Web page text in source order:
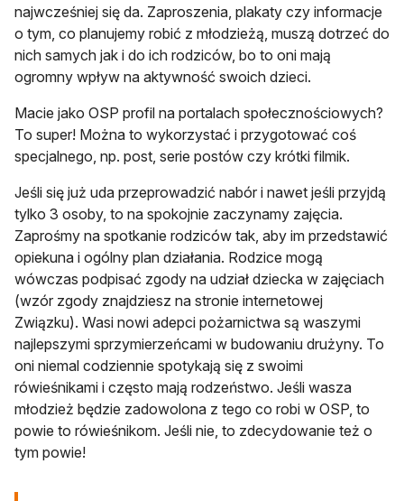
najwcześniej się da. Zaproszenia, plakaty czy informacje
o tym, co planujemy robić z młodzieżą, muszą dotrzeć do
nich samych jak i do ich rodziców, bo to oni mają
ogromny wpływ na aktywność swoich dzieci.
Macie jako OSP profil na portalach społecznościowych?
To super! Można to wykorzystać i przygotować coś
specjalnego, np. post, serie postów czy krótki filmik.
Jeśli się już uda przeprowadzić nabór i nawet jeśli przyjdą
tylko 3 osoby, to na spokojnie zaczynamy zajęcia.
Zaprośmy na spotkanie rodziców tak, aby im przedstawić
opiekuna i ogólny plan działania. Rodzice mogą
wówczas podpisać zgody na udział dziecka w zajęciach
(wzór zgody znajdziesz na stronie internetowej
Związku). Wasi nowi adepci pożarnictwa są waszymi
najlepszymi sprzymierzeńcami w budowaniu drużyny. To
oni niemal codziennie spotykają się z swoimi
rówieśnikami i często mają rodzeństwo. Jeśli wasza
młodzież będzie zadowolona z tego co robi w OSP, to
powie to rówieśnikom. Jeśli nie, to zdecydowanie też o
tym powie!